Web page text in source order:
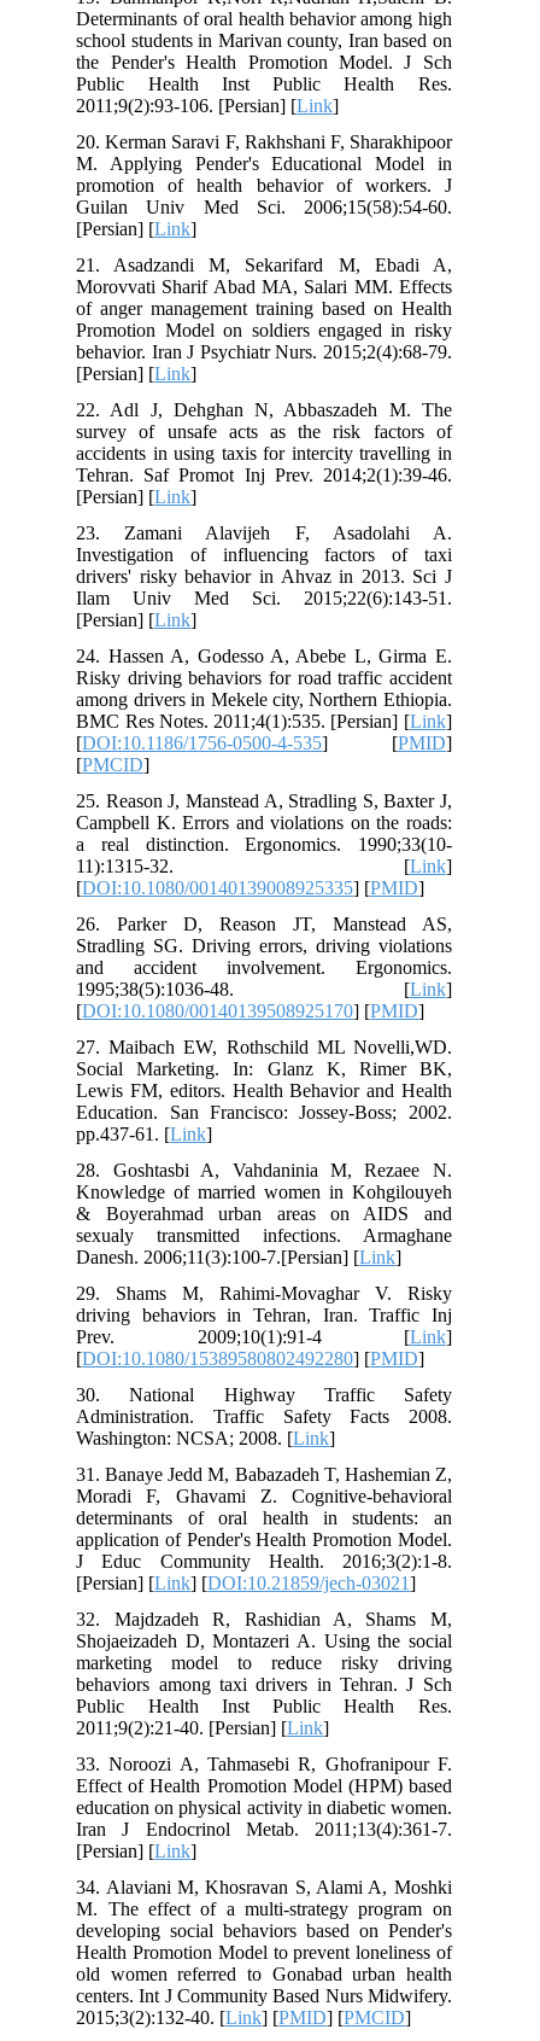
Determinants of oral health behavior among high
school students in Marivan county, Iran based on
the Pender's Health Promotion Model. J Sch
Public Health Inst Public Health Res.
2011;9(2):93-106. [Persian] [Link
20. Kerman Saravi F, Rakhshani F, Sharakhipoor
M. Applying Pender's Educational Model in
promotion of health behavior of workers. J
Guilan Univ Med Sci. 2006;15(58):54-60.
[Persian] [Link
21. Asadzandi M, Sekarifard M, Ebadi A,
Morovvati Sharif Abad MA, Salari MM. Effects
of anger management training based on Health
Promotion Model on soldiers engaged in risky
behavior. Iran J Psychiatr Nurs. 2015;2(4):68-79.
[Persian] [Link
22. Adl J, Dehghan N, Abbaszadeh M. The
survey of unsafe acts as the risk factors of
accidents in using taxis for intercity travelling in
Tehran. Saf Promot Inj Prev. 2014;2(1):39-46.
[Persian] [Link
23. Zamani Alavijeh F, Asadolahi A.
Investigation of influencing factors of taxi
drivers' risky behavior in Ahvaz in 2013. Sci J
Ilam Univ Med Sci. 2015;22(6):143-51.
[Persian] [Link
24. Hassen A, Godesso A, Abebe L, Girma E.
Risky driving behaviors for road traffic accident
among drivers in Mekele city, Northern Ethiopia.
BMC Res Notes. 2011;4(1):535. [Persian] [Link
[DOI:10.1186/1756-0500-4-535 ] [PMID
[PMCID
25. Reason J, Manstead A, Stradling S, Baxter J,
Campbell K. Errors and violations on the roads:
a real distinction. Ergonomics. 1990;33(10-
11):1315-32. [Link
[DOI:10.1080/00140139008925335] [PMID
26. Parker D, Reason JT, Manstead AS,
Stradling SG. Driving errors, driving violations
and accident involvement. Ergonomics.
1995;38(5):1036-48. [Link
[DOI:10.1080/00140139508925170] [PMID
27. Maibach EW, Rothschild ML Novelli,WD.
Social Marketing. In: Glanz K, Rimer BK,
Lewis FM, editors. Health Behavior and Health
Education. San Francisco: Jossey-Boss; 2002.
pp.437-61. [Link
28. Goshtasbi A, Vahdaninia M, Rezaee N.
Knowledge of married women in Kohgilouyeh
& Boyerahmad urban areas on AIDS and
sexualy transmitted infections. Armaghane
Danesh. 2006;11(3):100-7.[Persian] [Link
29. Shams M, Rahimi-Movaghar V. Risky
driving behaviors in Tehran, Iran. Traffic Inj
Prev. 2009;10(1):91-4 [Link
[DOI:10.1080/15389580802492280] [PMID
30. National Highway Traffic Safety
Administration. Traffic Safety Facts 2008.
Washington: NCSA; 2008. [Link
31. Banaye Jedd M, Babazadeh T, Hashemian Z,
Moradi F, Ghavami Z. Cognitive-behavioral
determinants of oral health in students: an
application of Pender's Health Promotion Model.
J Educ Community Health. 2016;3(2):1-8.
[Persian] [Link] [DOI:10.21859/jech-03021
32. Majdzadeh R, Rashidian A, Shams M,
Shojaeizadeh D, Montazeri A. Using the social
marketing model to reduce risky driving
behaviors among taxi drivers in Tehran. J Sch
Public Health Inst Public Health Res.
2011;9(2):21-40. [Persian] [Link
33. Noroozi A, Tahmasebi R, Ghofranipour F.
Effect of Health Promotion Model (HPM) based
education on physical activity in diabetic women.
Iran J Endocrinol Metab. 2011;13(4):361-7.
[Persian] [Link
34. Alaviani M, Khosravan S, Alami A, Moshki
M. The effect of a multi-strategy program on
developing social behaviors based on Pender's
Health Promotion Model to prevent loneliness of
old women referred to Gonabad urban health
centers. Int J Community Based Nurs Midwifery.
2015;3(2):132-40. [Link] [PMID] [PMCID